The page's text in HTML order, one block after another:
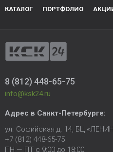
КАТАЛОГ ПОРТФОЛИО
8 (812) 448-65-75
info@ksk24.ru
Адрес в Санкт-Петербурге:
ул. Софийская д. 14, БЦ
+7 (812) 448-65-75
ПН — ПТ с 9:00 до 18:00